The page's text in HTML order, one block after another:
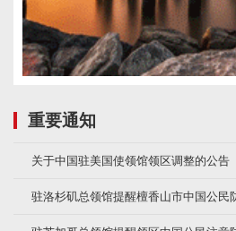
重要通知
关于中国驻美国使领馆领区调整的公告
驻洛杉矶总领馆提醒檀香山市中国公民